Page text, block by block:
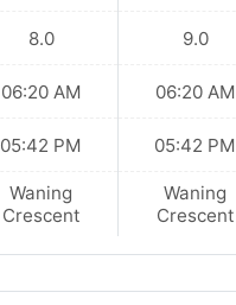
8.0
06:20 AM
05:42 PM
Waning
Crescent
9.0
06:20 AM
05:42 PM
Waning
Crescent